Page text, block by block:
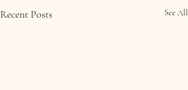
Recent Posts See All